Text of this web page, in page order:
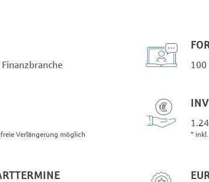
Verlängerung möglich
100
*